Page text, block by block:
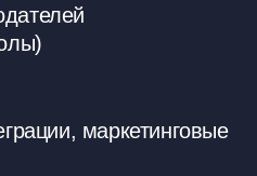
маркетинговые